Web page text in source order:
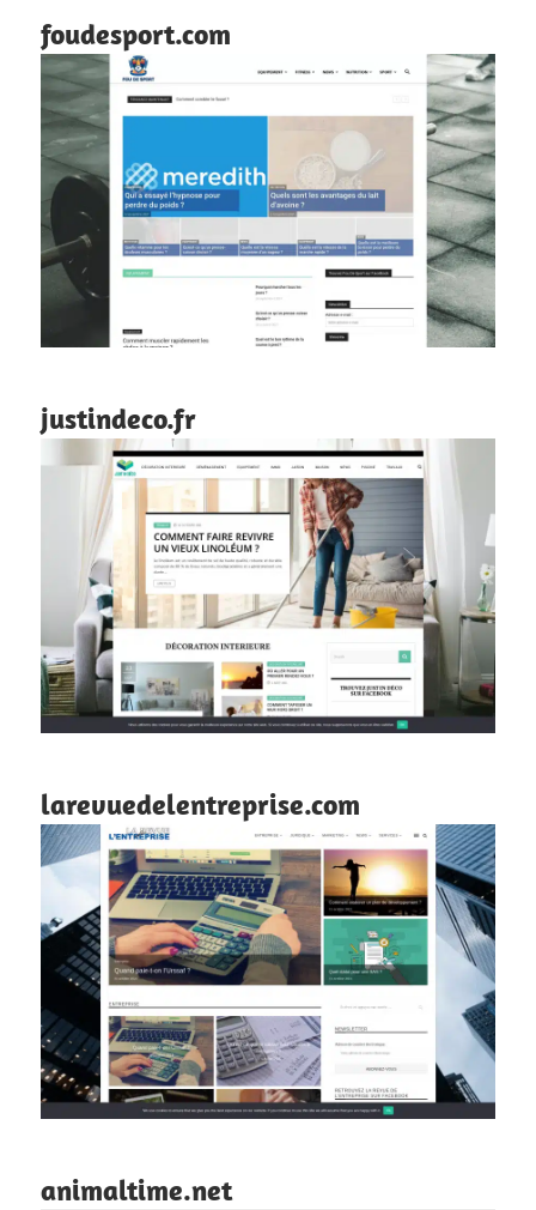
foudesport.com
justindeco.fr
larevuedelentreprise.com
animaltime.net